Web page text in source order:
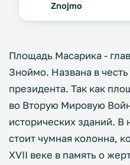
Znojmo
Площадь Масарика -
Зноймо. Названа в
президента. Так как
во Вторую Мировую
исторических зданий.
стоит чумная колонна,
XVII веке в память о